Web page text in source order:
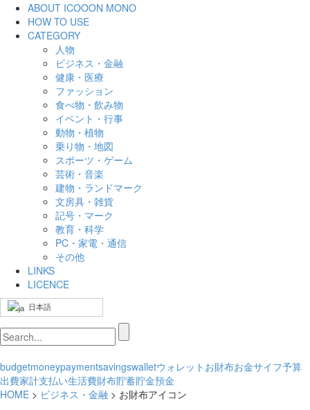
ABOUT ICOOON MONO
HOW TO USE
CATEGORY
人物
ビジネス・金融
健康・医療
ファッション
食べ物・飲み物
イベント・行事
動物・植物
乗り物・地図
スポーツ・ゲーム
芸術・音楽
建物・ランドマーク
文房具・雑貨
記号・マーク
教育・科学
PC・家電・通信
その他
LINKS
LICENCE
日本語
budgetmoneypaymentsavingswalletウォレット お財布お金サイフ予算
出費家計支払い生活費財布貯蓄貯金預金
HOME > ビジネス・金融 > お財布アイコン